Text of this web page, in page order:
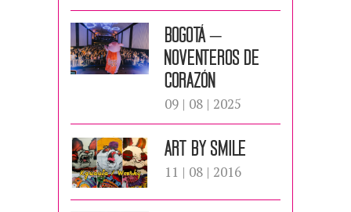
BOGOTÁ –
NOVENTEROS DE
CORAZÓN
09 | 08 | 2025
ART BY SMILE
11 | 08 | 2016